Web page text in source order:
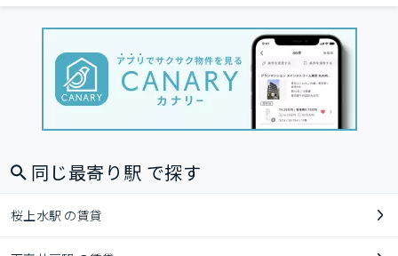
同じ最寄り駅 で探す
桜上水駅 の賃貸